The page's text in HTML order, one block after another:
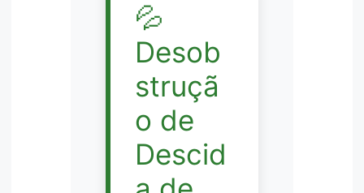
💦
Desob
struçã
o de
Descid